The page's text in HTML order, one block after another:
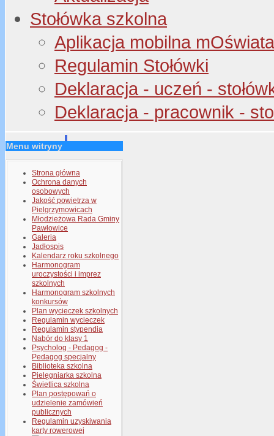
Stołówka szkolna
Aplikacja mobilna
Regulamin Stołówki
Deklaracja - uczeń -
Deklaracja - pracownik -
Menu witryny
Strona główna
Ochrona danych
osobowych
Jakość powietrza w
Pielgrzymowicach
Młodzieżowa Rada Gminy
Pawłowice
Galeria
Jadłospis
Kalendarz roku szkolnego
Harmonogram
uroczystości i imprez
szkolnych
Harmonogram szkolnych
konkursów
Plan wycieczek szkolnych
Regulamin wycieczek
Regulamin stypendia
Nabór do klasy 1
Psycholog - Pedagog -
Pedagog specjalny
Biblioteka szkolna
Pielęgniarka szkolna
Świetlica szkolna
Plan postępowań o
udzielenie zamówień
publicznych
Regulamin uzyskiwania
karty rowerowej